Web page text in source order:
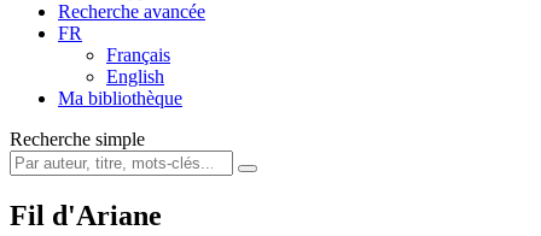
Recherche avancée
FR
Français
English
Ma bibliothèque
Recherche simple
Fil d'Ariane